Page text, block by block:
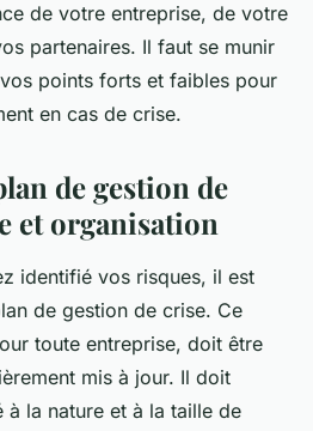
de votre entreprise, de votre
partenaires. Il faut se munir
points forts et faibles pour
en cas de crise.
de gestion de
et organisation
identifié vos risques, il est
de gestion de crise. Ce
toute entreprise, doit être
mis à jour. Il doit
à la nature et à la taille de